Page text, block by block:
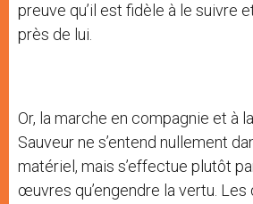
preuve qu’il est fidèle à le suivre
près de lui.
Or, la marche en compagnie et à
Sauveur ne s’entend nullement
matériel, mais s’effectue plutôt
œuvres qu’engendre la vertu.